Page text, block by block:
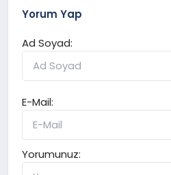
Yorum Yap
Ad Soyad:
E-Mail:
Yorumunuz: